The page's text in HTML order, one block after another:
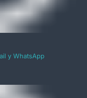
y WhatsApp